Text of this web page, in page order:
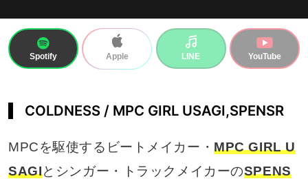
Spotify Apple LINE YouTube
COLDNESS / MPC GIRL USAGI,SPENSR
MPCを駆使するビートメイカー・MPC GIRL U
SAGIとシンガー・トラックメイカーのSPENS